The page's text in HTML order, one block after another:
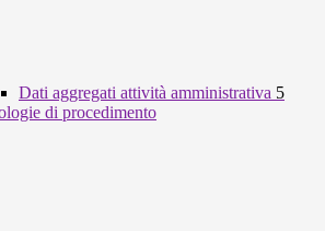
Dati aggregati attività amministrativa 5
di procedimento